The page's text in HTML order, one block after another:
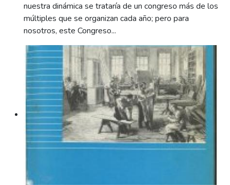
nuestra dinámica se trataría de un congreso más de los
múltiples que se organizan cada año; pero para
nosotros, este Congreso...